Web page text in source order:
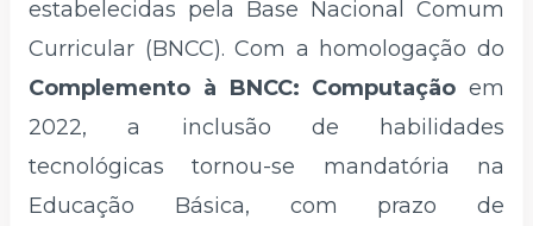
estabelecidas pela Base Nacional Comum
Curricular (BNCC). Com a homologação do
Complemento à BNCC: Computação em
2022, a inclusão de habilidades
tecnológicas tornou-se mandatória na
Educação Básica, com prazo de